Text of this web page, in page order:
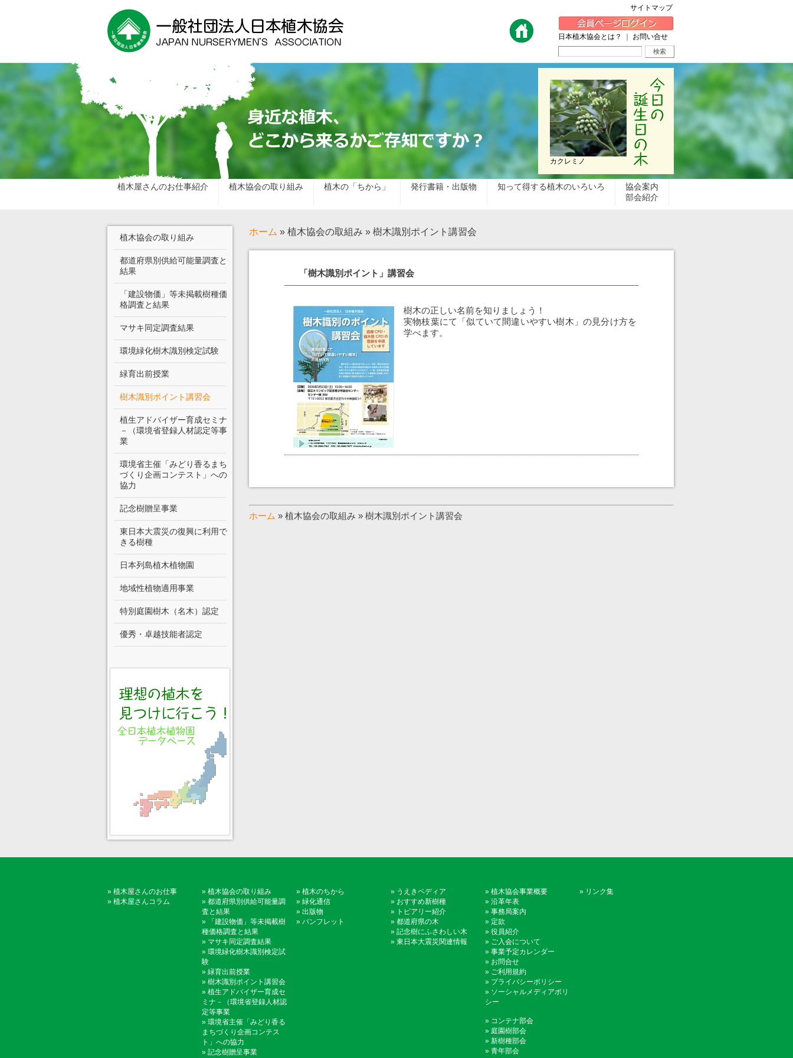
サイトマップ
日本植木協会とは？ お問い合せ
カクレミノ
植木屋さんのお仕事紹介 植木協会の取り組み 植木の「ちから」 発行書籍・出版物 知って得する植木のいろいろ
協会案内
部会紹介
ホーム » 植木協会の取組み » 樹木識別ポイント講習会
「樹木識別ポイント」講習会
樹木の正しい名前を知りましょう！
実物枝葉にて「似ていて間違いやすい樹木」の見分け方を
学べます。
ホーム » 植木協会の取組み » 樹木識別ポイント講習会
植木協会の取り組み
都道府県別供給可能量調査と
結果
「建設物価」等未掲載樹種価
格調査と結果
マサキ同定調査結果
環境緑化樹木識別検定試験
緑育出前授業
樹木識別ポイント講習会
植生アドバイザー育成セミナ
－（環境省登録人材認定等事
業
環境省主催「みどり香るまち
づくり企画コンテスト」への
協力
記念樹贈呈事業
東日本大震災の復興に利用で
きる樹種
日本列島植木植物園
地域性植物適用事業
特別庭園樹木（名木）認定
優秀・卓越技能者認定
» 植木屋さんのお仕事
» 植木屋さんコラム
» 植木協会の取り組み
» 都道府県別供給可能量調
査と結果
»
「建設物価」等未掲載樹
種価格調査と結果
» マサキ同定調査結果
» 環境緑化樹木識別検定試
験
» 緑育出前授業
» 樹木識別ポイント講習会
» 植生アドバイザー育成セ
ミナ－（環境省登録人材認
定等事業
» 環境省主催「みどり香る
まちづくり企画コンテス
ト」への協力
» 記念樹贈呈事業
» 植木のちから
» 緑化通信
» 出版物
» パンフレット
» うえきペディア
» おすすめ新樹種
» トピアリー紹介
» 都道府県の木
» 記念樹にふさわしい木
» 東日本大震災関連情報
» 植木協会事業概要
» 沿革年表
» 事務局案内
» 定款
» 役員紹介
» ご入会について
» 事業予定カレンダー
» お問合せ
» ご利用規約
» プライバシーポリシー
» ソーシャルメディアポリ
シー
» コンテナ部会
» 庭園樹部会
» 新樹種部会
» 青年部会
» リンク集